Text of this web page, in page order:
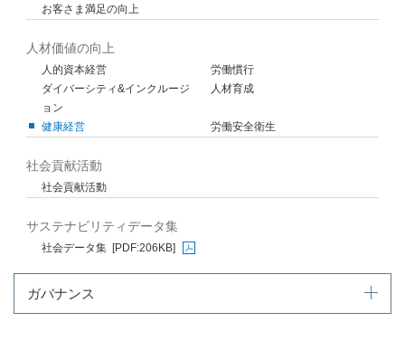
お客さま満足の向上
人材価値の向上
人的資本経営
労働慣行
ダイバーシティ&インクルージ
ョン
人材育成
健康経営 労働安全衛生
社会貢献活動
社会貢献活動
サステナビリティデータ集
社会データ集
[PDF:206KB]
ガバナンス